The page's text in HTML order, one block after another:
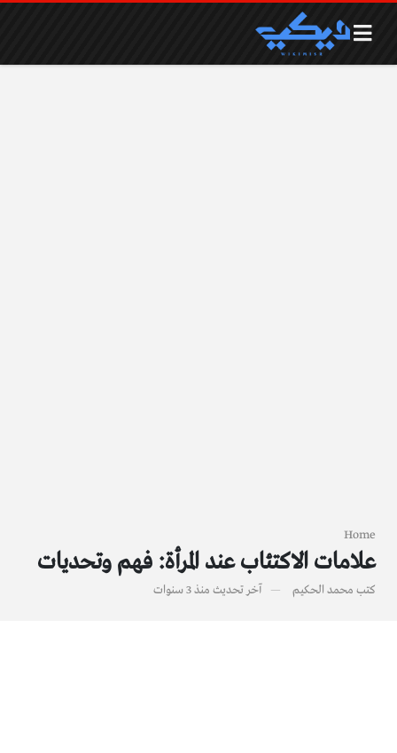
Home
علامات الاكتئاب عند المرأة: فهم وتحديات
كتب محمد الحكيم آخر تحديث منذ 3 سنوات